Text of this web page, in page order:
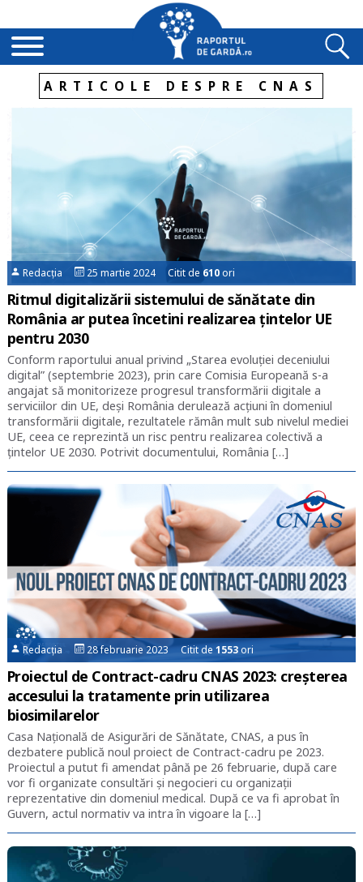
ARTICOLE DESPRE CNAS
Redacția 25 martie 2024 Citit de 610ori
Ritmul digitalizării sistemului de sănătate din
România ar putea încetini realizarea țintelor UE
pentru 2030
Conform raportului anual privind „Starea evoluției deceniului
digital” (septembrie 2023), prin care Comisia Europeană s-a
angajat să monitorizeze progresul transformării digitale a
serviciilor din UE, deși România derulează acțiuni în domeniul
transformării digitale, rezultatele rămân mult sub nivelul mediei
UE, ceea ce reprezintă un risc pentru realizarea colectivă a
țintelor UE 2030. Potrivit documentului, România […]
Redacția 28 februarie 2023 Citit de1553ori
Proiectul de Contract-cadru CNAS 2023: creșterea
accesului la tratamente prin utilizarea
biosimilarelor
Casa Națională de Asigurări de Sănătate, CNAS, a pus în
dezbatere publică noul proiect de Contract-cadru pe 2023.
Proiectul a putut fi amendat până pe 26 februarie, după care
vor fi organizate consultări și negocieri cu organizații
reprezentative din domeniul medical. După ce va fi aprobat în
Guvern, actul normativ va intra în vigoare la […]